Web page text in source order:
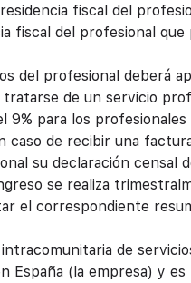
fiscal del
fiscal del profesional
del profesional deberá
de un servicio
9% para los profesionales
caso de recibir una
su declaración censal
se realiza
el correspondiente
de
España (la empresa) y es